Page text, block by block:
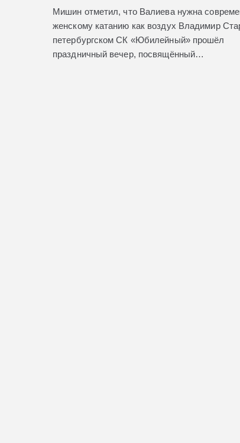
Мишин отметил, что Валиева нужна
женскому катанию как воздух Владимир
петербургском СК «Юбилейный» прошёл
праздничный вечер, посвящённый…